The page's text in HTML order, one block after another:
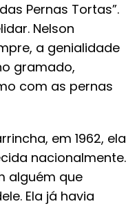
Pernas Tortas”.
Nelson
a genialidade
gramado,
com as pernas
em 1962, ela
nacionalmente.
alguém que
Ela já havia